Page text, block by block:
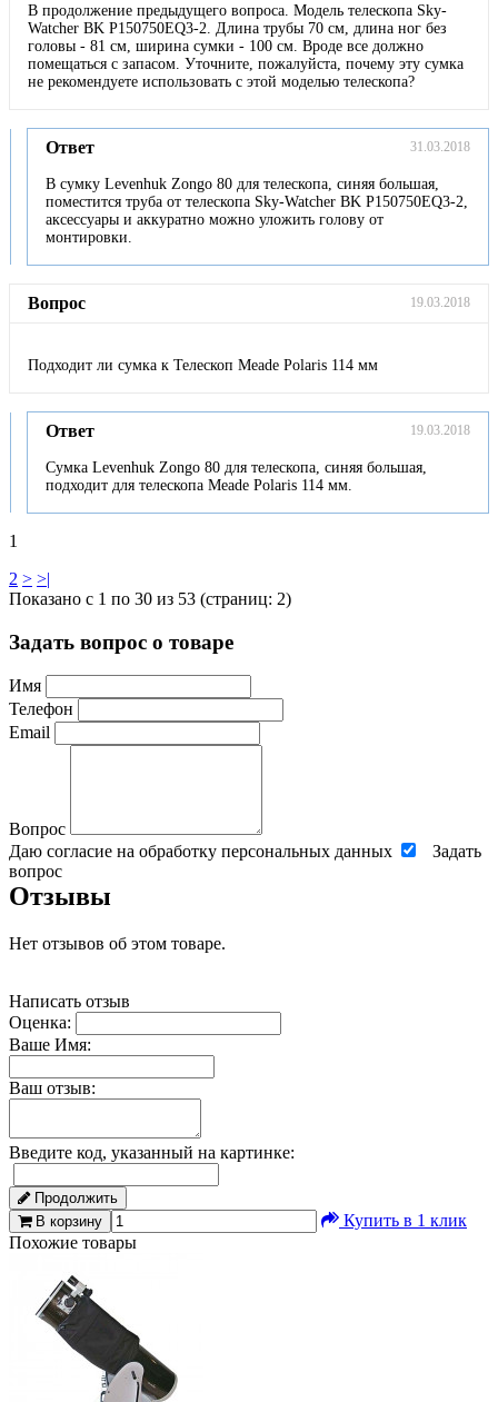
В продолжение предыдущего вопроса. Модель телескопа Sky-
Watcher BK P150750EQ3-2. Длина трубы 70 см, длина ног без
головы - 81 см, ширина сумки - 100 см. Вроде все должно
помещаться с запасом. Уточните, пожалуйста, почему эту сумка
не рекомендуете использовать с этой моделью телескопа?
Ответ 31.03.2018
В сумку Levenhuk Zongo 80 для телескопа, синяя большая,
поместится труба от телескопа Sky-Watcher BK P150750EQ3-2,
аксессуары и аккуратно можно уложить голову от
монтировки.
Вопрос 19.03.2018
Подходит ли сумка к Телескоп Meade Polaris 114 мм
Ответ 19.03.2018
Сумка Levenhuk Zongo 80 для телескопа, синяя большая,
подходит для телескопа Meade Polaris 114 мм.
1
2 > >|
Показано с 1 по 30 из 53 (страниц: 2)
Задать вопрос о товаре
Имя
Телефон
Email
Вопрос
Даю согласие на обработку персональных данных
Задать
вопрос
Отзывы
Нет отзывов об этом товаре.
Написать отзыв
Оценка:
Ваше Имя:
Ваш отзыв:
Введите код, указанный на картинке:
Продолжить
В корзину
Купить в 1 клик
Похожие товары